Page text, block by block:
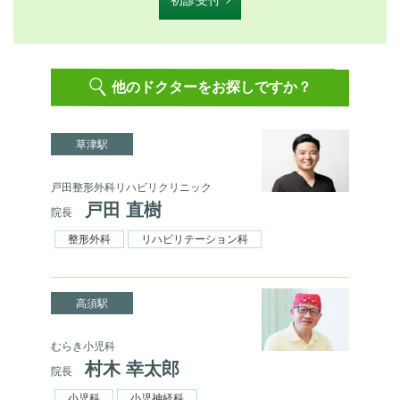
他のドクターをお探しですか？
草津駅
戸田整形外科リハビリクリニック
院長
戸田 直樹
整形外科 リハビリテーション科
高須駅
むらき小児科
院長
村木 幸太郎
小児科 小児神経科